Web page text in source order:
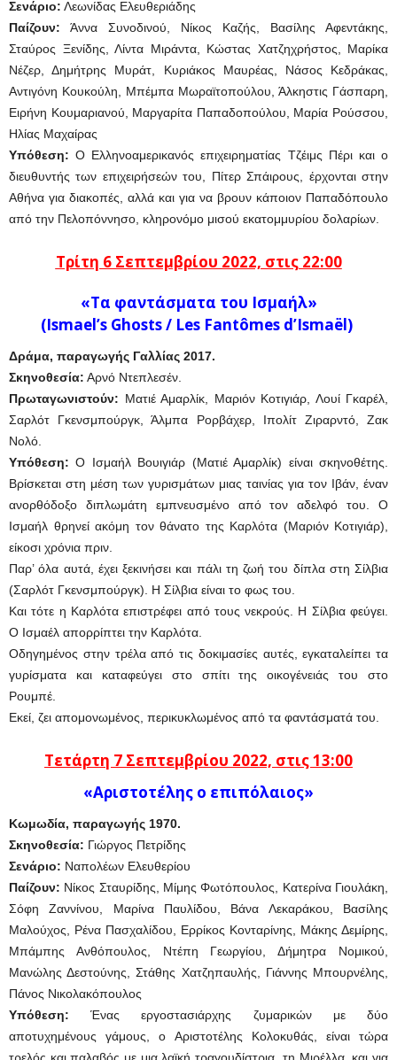
Σενάριο: Λεωνίδας Ελευθεριάδης
Παίζουν: Άννα Συνοδινού, Νίκος Καζής, Βασίλης Αφεντάκης,
Σταύρος Ξενίδης, Λίντα Μιράντα, Κώστας Χατζηχρήστος, Μαρίκα
Νέζερ, Δημήτρης Μυράτ, Κυριάκος Μαυρέας, Νάσος Κεδράκας,
Αντιγόνη Κουκούλη, Μπέμπα Μωραϊτοπούλου, Άλκηστις Γάσπαρη,
Ειρήνη Κουμαριανού, Μαργαρίτα Παπαδοπούλου, Μαρία Ρούσσου,
Ηλίας Μαχαίρας
Υπόθεση: Ο Ελληνοαμερικανός επιχειρηματίας Τζέιμς Πέρι και ο
διευθυντής των επιχειρήσεών του, Πίτερ Σπάιρους, έρχονται στην
Αθήνα για διακοπές, αλλά και για να βρουν κάποιον Παπαδόπουλο
από την Πελοπόννησο, κληρονόμο μισού εκατομμυρίου δολαρίων.
Τρίτη 6 Σεπτεμβρίου 2022, στις 22:00
«Τα φαντάσματα του Ισμαήλ»
(Ismael’s Ghosts / Les Fantômes d’Ismaël)
Δράμα, παραγωγής Γαλλίας 2017.
Σκηνοθεσία: Αρνό Ντεπλεσέν.
Πρωταγωνιστούν: Ματιέ Αμαρλίκ, Μαριόν Κοτιγιάρ, Λουί Γκαρέλ,
Σαρλότ Γκενσμπούργκ, Άλμπα Ρορβάχερ, Ιπολίτ Ζιραρντό, Ζακ
Νολό.
Υπόθεση: Ο Ισμαήλ Βουιγιάρ (Ματιέ Αμαρλίκ) είναι σκηνοθέτης.
Βρίσκεται στη μέση των γυρισμάτων μιας ταινίας για τον Ιβάν, έναν
ανορθόδοξο διπλωμάτη εμπνευσμένο από τον αδελφό του. Ο
Ισμαήλ θρηνεί ακόμη τον θάνατο της Καρλότα (Μαριόν Κοτιγιάρ),
είκοσι χρόνια πριν.
Παρ’ όλα αυτά, έχει ξεκινήσει και πάλι τη ζωή του δίπλα στη Σίλβια
(Σαρλότ Γκενσμπούργκ). Η Σίλβια είναι το φως του.
Και τότε η Καρλότα επιστρέφει από τους νεκρούς. Η Σίλβια φεύγει.
Ο Ισμαέλ απορρίπτει την Καρλότα.
Οδηγημένος στην τρέλα από τις δοκιμασίες αυτές, εγκαταλείπει τα
γυρίσματα και καταφεύγει στο σπίτι της οικογένειάς του στο
Ρουμπέ.
Εκεί, ζει απομονωμένος, περικυκλωμένος από τα φαντάσματά του.
Τετάρτη 7 Σεπτεμβρίου 2022, στις 13:00
«Αριστοτέλης ο επιπόλαιος»
Κωμωδία, παραγωγής 1970.
Σκηνοθεσία: Γιώργος Πετρίδης
Σενάριο: Ναπολέων Ελευθερίου
Παίζουν: Νίκος Σταυρίδης, Μίμης Φωτόπουλος, Κατερίνα Γιουλάκη,
Σόφη Ζαννίνου, Μαρίνα Παυλίδου, Βάνα Λεκαράκου, Βασίλης
Μαλούχος, Ρένα Πασχαλίδου, Ερρίκος Κονταρίνης, Μάκης Δεμίρης,
Μπάμπης Ανθόπουλος, Ντέπη Γεωργίου, Δήμητρα Νομικού,
Μανώλης Δεστούνης, Στάθης Χατζηπαυλής, Γιάννης Μπουρνέλης,
Πάνος Νικολακόπουλος
Υπόθεση: Ένας εργοστασιάρχης ζυμαρικών με δύο
αποτυχημένους γάμους, ο Αριστοτέλης Κολοκυθάς, είναι τώρα